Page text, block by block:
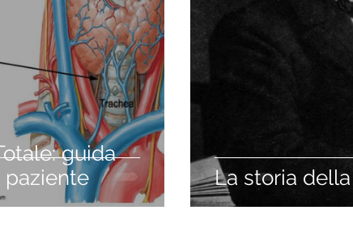
guida
La storia